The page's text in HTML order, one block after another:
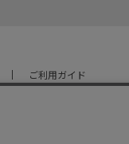
ご利用ガイド